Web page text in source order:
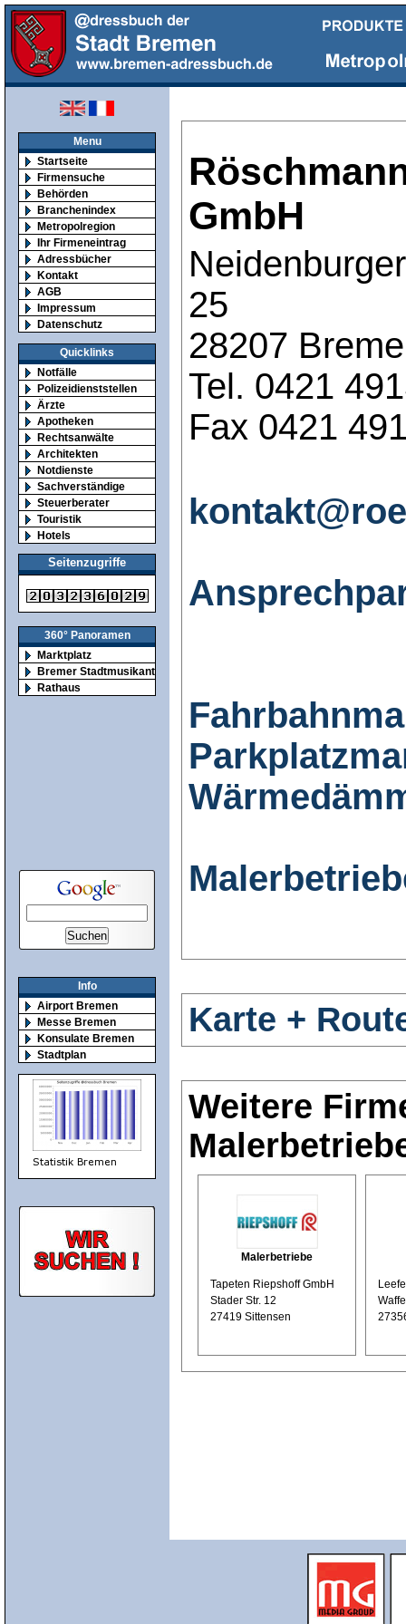
Menu
Startseite
Firmensuche
Behörden
Branchenindex
Metropolregion
Ihr Firmeneintrag
Adressbücher
Kontakt
AGB
Impressum
Datenschutz
Quicklinks
Notfälle
Polizeidienststellen
Ärzte
Apotheken
Rechtsanwälte
Architekten
Notdienste
Sachverständige
Steuerberater
Touristik
Hotels
Seitenzugriffe
360° Panoramen
Marktplatz
Bremer Stadtmusikanten
Rathaus
Info
Airport Bremen
Messe Bremen
Konsulate Bremen
Stadtplan
GmbH
25
28207
Tel. 0421
Fax 0421
Karte +
Weitere
Malerbetriebe
Tapeten Riepshoff GmbH
Stader Str. 12
27419 Sittensen